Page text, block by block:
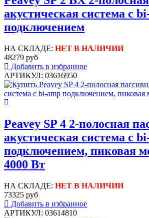
акустическая система с
подключением
НА СКЛАДЕ: НЕТ В НАЛИЧИИ
48279 руб
Добавить в избранное
АРТИКУЛ: 03616950
Peavey SP 4 2-полосная
акустическая система с
подключением, пиковая
4000 Вт
НА СКЛАДЕ: НЕТ В НАЛИЧИИ
73325 руб
Добавить в избранное
АРТИКУЛ: 03614810